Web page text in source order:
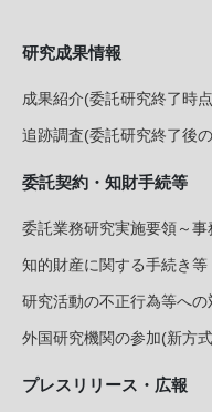
研究成果情報
成果紹介(委託研究終了時
追跡調査(委託研究終了後
委託契約・知財手続等
委託業務研究実施要領～
知的財産に関する手続き等
研究活動の不正行為等への
外国研究機関の参加(新方
プレスリリース・広報